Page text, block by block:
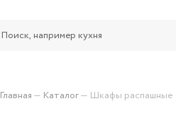
Главная — Каталог— Шкафы распашные